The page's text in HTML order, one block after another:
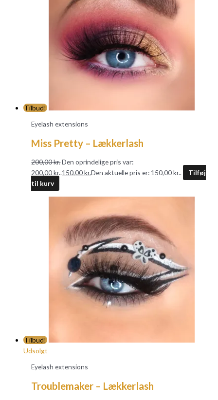
Tilbud!
Eyelash extensions
Miss Pretty – Lækkerlash
200,00kr.Den oprindelige pris var:
200,00 kr..150,00kr.Den aktuelle pris er: 150,00 kr..
Tilføj
til kurv
Tilbud!
Udsolgt
Eyelash extensions
Troublemaker – Lækkerlash